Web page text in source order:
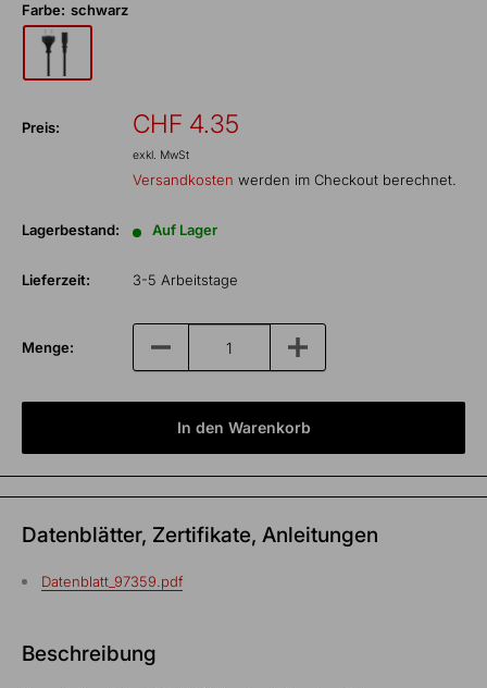
Farbe: schwarz
Preis: Sonderpreis
CHF 4.35
exkl. MwSt
Versandkosten werden im Checkout berechnet.
Lagerbestand: Auf Lager
Lieferzeit: 3-5 Arbeitstage
Menge:
In den Warenkorb
Datenblätter, Zertifikate, Anleitungen
Datenblatt_97359.pdf
Beschreibung